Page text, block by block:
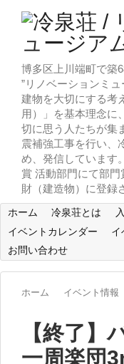
博多区上川端町で築
”リノベーションミ
建物を大切にする考
用）」を基本理念に
切に思う人たちが集
震補強工事を行い、
め、発信しています
賞 活動部門にて部
財（建造物）に登録
ホーム 冷泉荘とは
イベントカレンダー
イ
お問い合わせ
ホーム イベント情報
【終了】
一周楽団